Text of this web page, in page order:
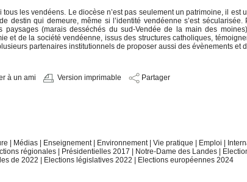
les vendéens. Le diocèse n’est pas seulement un patrimoine, il est
destin qui demeure, même si l’identité vendéenne s’est
paysages (marais desséchés du sud-Vendée de la main des
et de la société vendéenne, issus des structures catholiques,
partenaires institutionnels de proposer aussi des évènements et
à un ami Version imprimable Partager
Médias Enseignement Environnement |Vie pratique Emploi
régionales Présidentielles 2017 Notre-Dame des Landes
de 2022 Elections législatives 2022 Elections européennes 2024